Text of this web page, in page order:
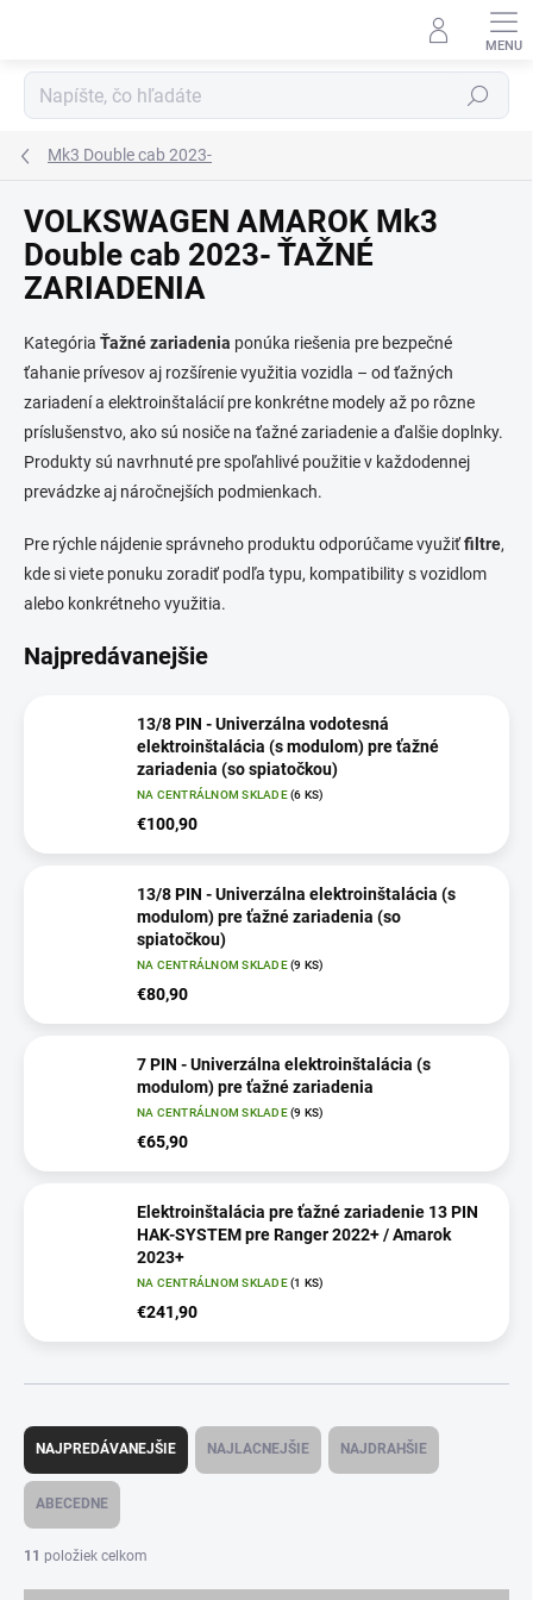
Hľadať
Mk3 Double cab 2023-
VOLKSWAGEN AMAROK Mk3
Double cab 2023- ŤAŽNÉ
ZARIADENIA
Kategória Ťažné zariadenia ponúka riešenia pre bezpečné
ťahanie prívesov aj rozšírenie využitia vozidla – od ťažných
zariadení a elektroinštalácií pre konkrétne modely až po rôzne
príslušenstvo, ako sú nosiče na ťažné zariadenie a ďalšie doplnky.
Produkty sú navrhnuté pre spoľahlivé použitie v každodennej
prevádzke aj náročnejších podmienkach.
Pre rýchle nájdenie správneho produktu odporúčame využiťfiltre,
kde si viete ponuku zoradiť podľa typu, kompatibility s vozidlom
alebo konkrétneho využitia.
Najpredávanejšie
13/8 PIN - Univerzálna vodotesná
elektroinštalácia (s modulom) pre ťažné
zariadenia (so spiatočkou)
NA CENTRÁLNOM SKLADE(6 KS)
€100,90
13/8 PIN - Univerzálna elektroinštalácia (s
modulom) pre ťažné zariadenia (so
spiatočkou)
NA CENTRÁLNOM SKLADE(9 KS)
€80,90
7 PIN - Univerzálna elektroinštalácia (s
modulom) pre ťažné zariadenia
NA CENTRÁLNOM SKLADE(9 KS)
€65,90
Elektroinštalácia pre ťažné zariadenie 13 PIN
HAK-SYSTEM pre Ranger 2022+ / Amarok
2023+
NA CENTRÁLNOM SKLADE(1 KS)
€241,90
R
d
n
i
NAJPREDÁVANEJŠIE NAJLACNEJŠIE NAJDRAHŠIE
ABECEDNE
11 položiek celkom